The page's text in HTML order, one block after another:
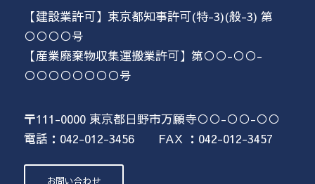
【建設業許可】東京都知事許可(特-3)(般-3) 第
○○○○号
【産業廃棄物収集運搬業許可】第○○-○○-
○○○○○○○○号
〒111-0000 東京都日野市万願寺○○-○○-○○
電話：042-012-3456 FAX ：042-012-3457
お問い合わせ